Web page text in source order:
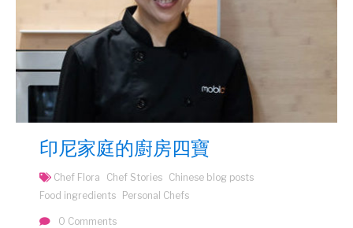
印尼家庭的廚房四寶
Chef Flora Chef Stories Chinese blog posts
Food ingredients
Personal Chefs
0 Comments